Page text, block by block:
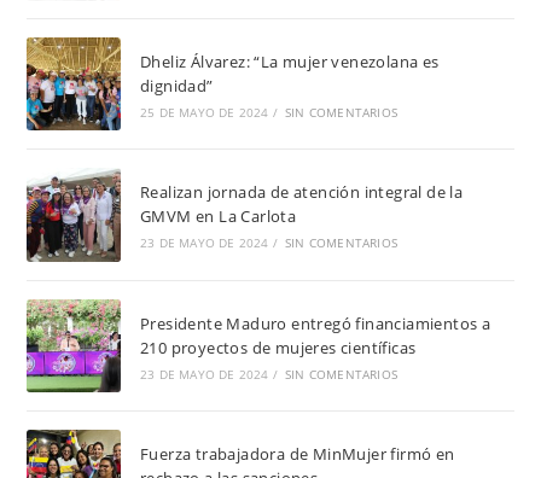
Dheliz Álvarez: “La mujer venezolana es
dignidad”
25 DE MAYO DE 2024 / SIN COMENTARIOS
Realizan jornada de atención integral de la
GMVM en La Carlota
23 DE MAYO DE 2024 / SIN COMENTARIOS
Presidente Maduro entregó financiamientos a
210 proyectos de mujeres científicas
23 DE MAYO DE 2024 / SIN COMENTARIOS
Fuerza trabajadora de MinMujer firmó en